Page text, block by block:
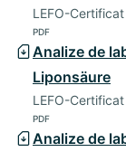
LEFO-
PDF
Analize de
Liponsäure
LEFO-
PDF
Analize de